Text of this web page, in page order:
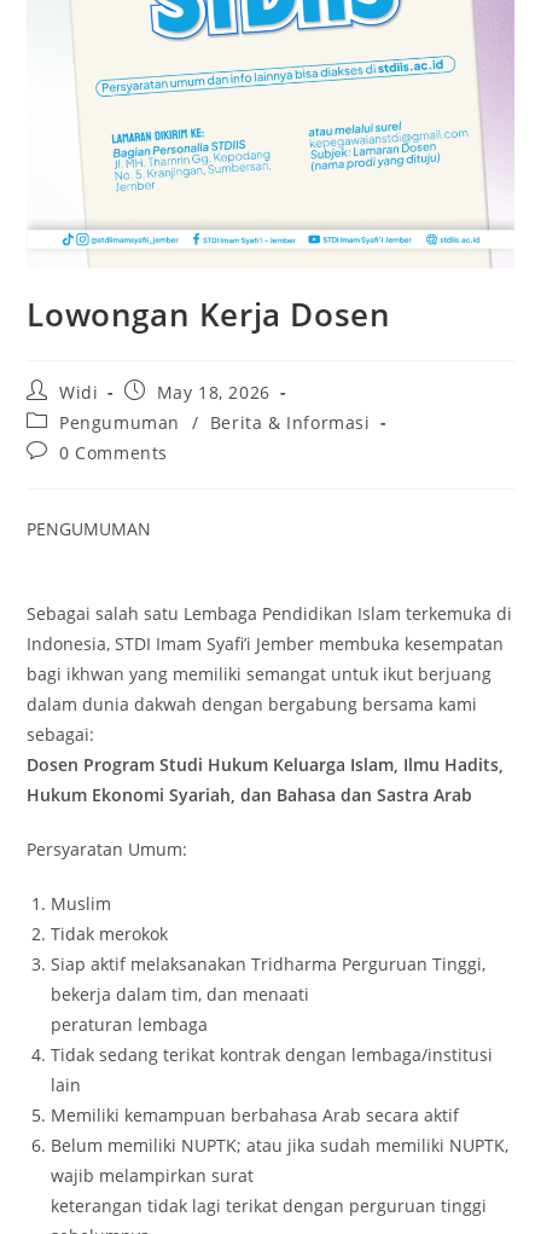
Lowongan Kerja Dosen
Post
author:
Widi
Post
published:
May 18, 2026
Post
category:
Pengumuman / Berita & Informasi
Post0 Comments
PENGUMUMAN
Sebagai salah satu Lembaga Pendidikan Islam terkemuka di
Indonesia, STDI Imam Syafi’i Jember membuka kesempatan
bagi ikhwan yang memiliki semangat untuk ikut berjuang
dalam dunia dakwah dengan bergabung bersama kami
sebagai:
Dosen Program Studi Hukum Keluarga Islam, Ilmu Hadits,
Hukum Ekonomi Syariah, dan Bahasa dan Sastra Arab
Persyaratan Umum:
Muslim
Tidak merokok
Siap aktif melaksanakan Tridharma Perguruan Tinggi,
bekerja dalam tim, dan menaati
peraturan lembaga
Tidak sedang terikat kontrak dengan lembaga/institusi
lain
Memiliki kemampuan berbahasa Arab secara aktif
Belum memiliki NUPTK; atau jika sudah memiliki NUPTK,
wajib melampirkan surat
keterangan tidak lagi terikat dengan perguruan tinggi